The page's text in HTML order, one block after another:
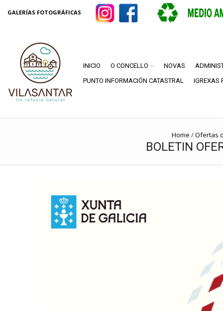
GALERÍAS FOTOGRÁFICAS
INICIO O CONCELLO NOVAS
PUNTO INFORMACIÓN CATASTRAL
IGREXAS
Home /Ofertas
BOLETIN